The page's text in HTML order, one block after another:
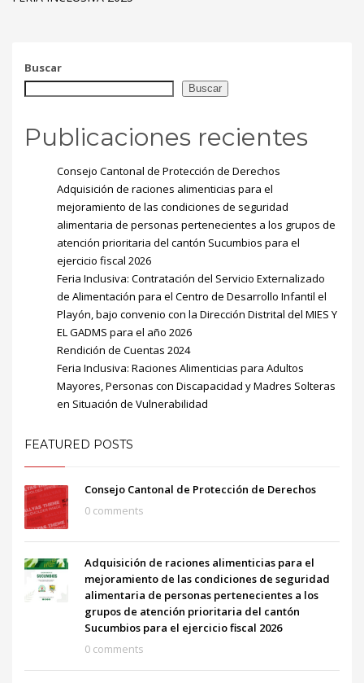
Buscar
Buscar
Publicaciones recientes
Consejo Cantonal de Protección de Derechos
Adquisición de raciones alimenticias para el
mejoramiento de las condiciones de seguridad
alimentaria de personas pertenecientes a los grupos de
atención prioritaria del cantón Sucumbios para el
ejercicio fiscal 2026
Feria Inclusiva: Contratación del Servicio Externalizado
de Alimentación para el Centro de Desarrollo Infantil el
Playón, bajo convenio con la Dirección Distrital del MIES Y
EL GADMS para el año 2026
Rendición de Cuentas 2024
Feria Inclusiva: Raciones Alimenticias para Adultos
Mayores, Personas con Discapacidad y Madres Solteras
en Situación de Vulnerabilidad
FEATURED POSTS
Consejo Cantonal de Protección de Derechos
0 comments
Adquisición de raciones alimenticias para el
mejoramiento de las condiciones de seguridad
alimentaria de personas pertenecientes a los
grupos de atención prioritaria del cantón
Sucumbios para el ejercicio fiscal 2026
0 comments